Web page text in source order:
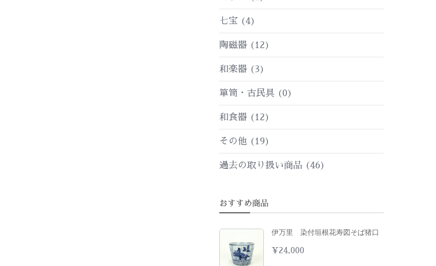
七宝 (4)
陶磁器 (12)
和楽器 (3)
箪笥・古民具 (0)
和食器 (12)
その他 (19)
過去の取り扱い商品 (46)
おすすめ商品
伊万里 染付垣根花寿図そば猪口
¥ 24,000